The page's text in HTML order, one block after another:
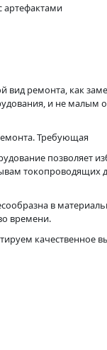
артефактами
вид ремонта, как
и не малым
Требующая
позволяет
токопроводящих
в
времени.
качественное